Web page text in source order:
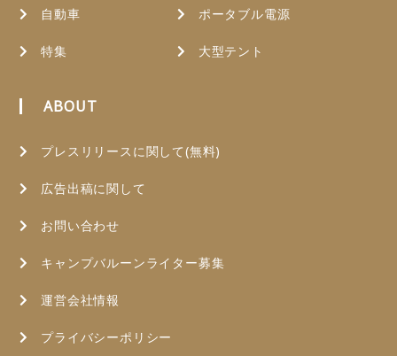
自動車
特集
ポータブル電源
大型テント
ABOUT
プレスリリースに関して(無料)
広告出稿に関して
お問い合わせ
キャンプバルーンライター募集
運営会社情報
プライバシーポリシー